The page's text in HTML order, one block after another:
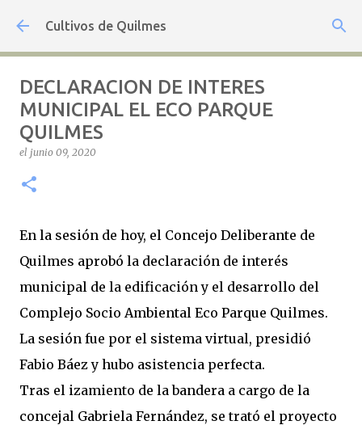
Ir al contenido principal
Cultivos de Quilmes
DECLARACION DE INTERES
MUNICIPAL EL ECO PARQUE
QUILMES
el junio 09, 2020
En la sesión de hoy, el Concejo Deliberante de
Quilmes aprobó la declaración de interés
municipal de la edificación y el desarrollo del
Complejo Socio Ambiental Eco Parque Quilmes.
La sesión fue por el sistema virtual, presidió
Fabio Báez y hubo asistencia perfecta.
Tras el izamiento de la bandera a cargo de la
concejal Gabriela Fernández, se trató el proyecto